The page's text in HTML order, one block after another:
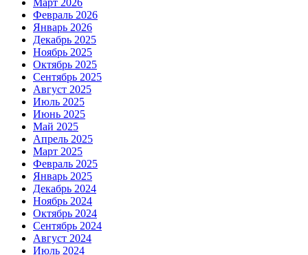
Март 2026
Февраль 2026
Январь 2026
Декабрь 2025
Ноябрь 2025
Октябрь 2025
Сентябрь 2025
Август 2025
Июль 2025
Июнь 2025
Май 2025
Апрель 2025
Март 2025
Февраль 2025
Январь 2025
Декабрь 2024
Ноябрь 2024
Октябрь 2024
Сентябрь 2024
Август 2024
Июль 2024